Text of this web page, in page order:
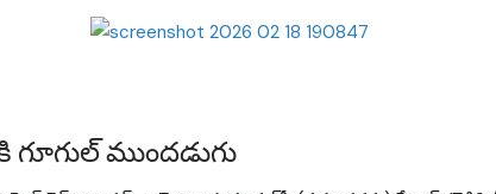
ముందడుగు